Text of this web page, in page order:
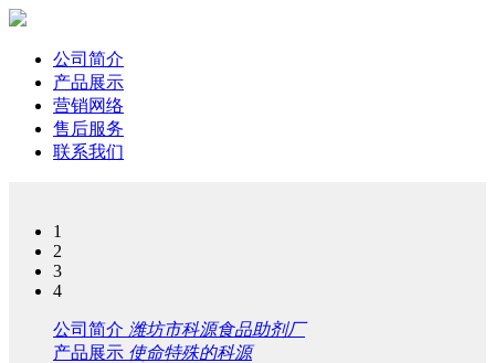
公司简介
产品展示
营销网络
售后服务
联系我们
1
2
3
4
公司简介 潍坊市科源食品助剂厂
产品展示 使命特殊的科源